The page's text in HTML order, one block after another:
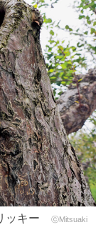
ッキー ⓒMitsuaki